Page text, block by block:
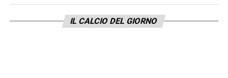
IV: MASSA
IL CALCIO DEL GIORNO